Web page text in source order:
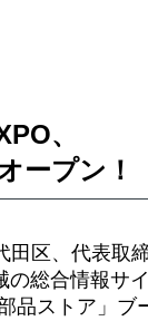
、
ープン！
区、代表取
総合情報サ
品ストア」ブ